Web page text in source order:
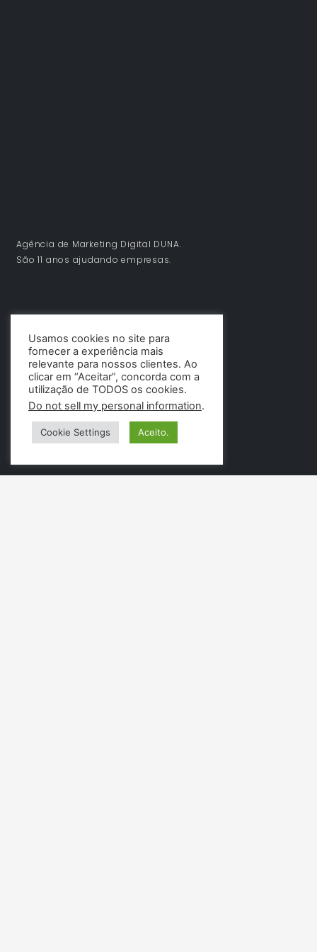
Agência de Marketing Digital DUNA.
São 11 anos ajudando empresas.
Usamos cookies no site para
fornecer a experiência mais
relevante para nossos clientes. Ao
clicar em “Aceitar”, concorda com a
utilização de TODOS os cookies.
Do not sell my personal information.
Cookie Settings Aceito.